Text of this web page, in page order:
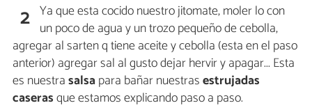
2 Ya que esta cocido nuestro jitomate, moler lo con
un poco de agua y un trozo pequeño de cebolla,
agregar al sarten q tiene aceite y cebolla (esta en el paso
anterior) agregar sal al gusto dejar hervir y apagar... Esta
es nuestrasalsapara bañar nuestrasestrujadas
caserasque estamos explicando paso a paso.